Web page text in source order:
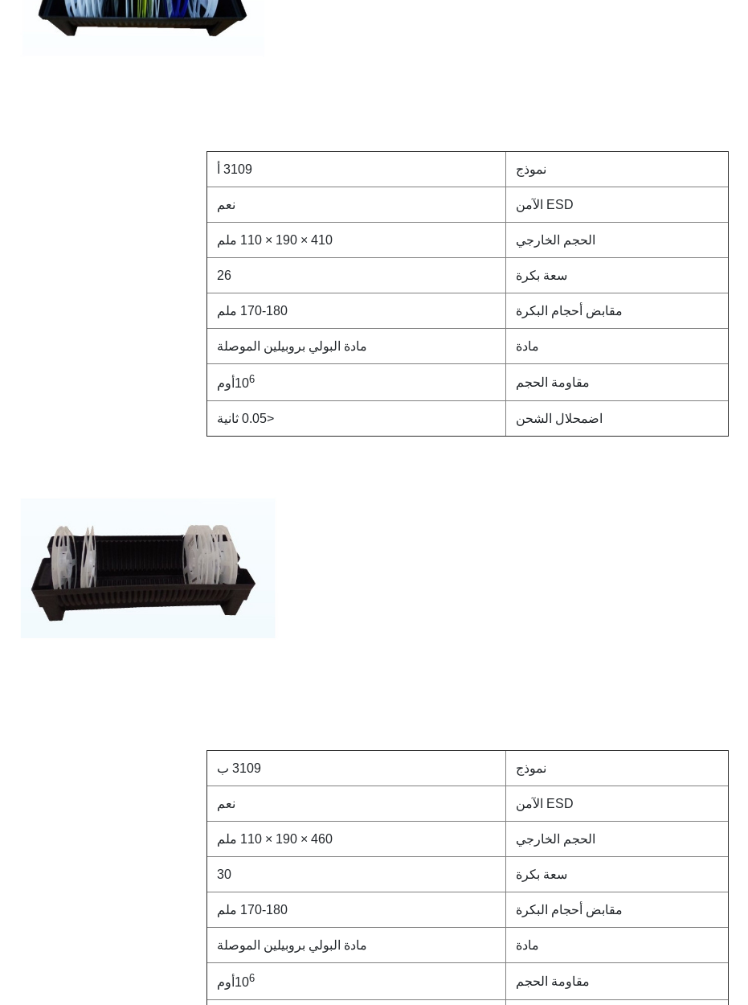
نموذج 3109 أ
ESD الآمن نعم
الحجم الخارجي 410 × 190 × 110 ملم
سعة بكرة 26
مقابض أحجام البكرة 170-180 ملم
مادة مادة البولي بروبيلين الموصلة
مقاومة الحجم 106 أوم
اضمحلال الشحن <0.05 ثانية
نموذج 3109 ب
ESD الآمن نعم
الحجم الخارجي 460 × 190 × 110 ملم
سعة بكرة 30
مقابض أحجام البكرة 170-180 ملم
مادة مادة البولي بروبيلين الموصلة
مقاومة الحجم 106 أوم